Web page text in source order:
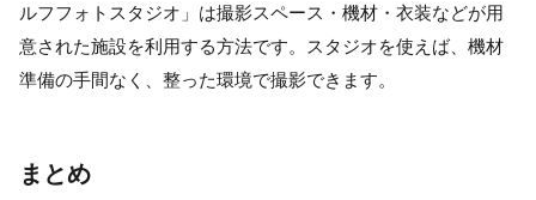
ルフフォトスタジオ」は撮影スペース・機材・衣装などが用
意された施設を利用する方法です。スタジオを使えば、機材
準備の手間なく、整った環境で撮影できます。
まとめ